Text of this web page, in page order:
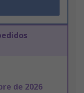
de 2026